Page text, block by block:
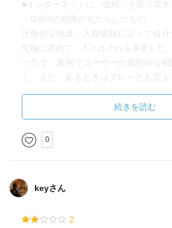
■インターネットに「信頼」を取り戻す
・GAFAの勃興がもたらしたもの
圧倒的な投資、人材選抜によって自
究極に高めて、人々はそれを享受した。
一方で、裏側でユーザーの個別的な瞬
く、また、あるときはグレーとも言
↓
＜個人データ＞
・執拗なリターゲティング、セグメン
カの事件
＜デマ拡散ツール＞
日常的なデマ拡散など、
続きを読む
0
keyさん
2